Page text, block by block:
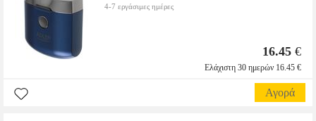
4-7 εργάσιμες ημέρες
16.45 €
Ελάχιστη 30 ημερών 16.45 €
Αγορά